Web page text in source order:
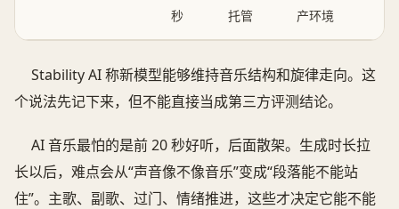
秒
托管
产环境
Stability AI 称新模型能够维持音乐结构和旋律走向。这
个说法先记下来，但不能直接当成第三方评测结论。
AI 音乐最怕的是前 20 秒好听，后面散架。生成时长拉
长以后，难点会从“声音像不像音乐”变成“段落能不能站
住”。主歌、副歌、过门、情绪推进，这些才决定它能不能